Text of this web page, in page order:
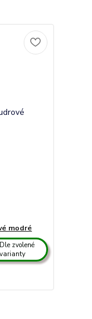
modré
zvolené
varianty